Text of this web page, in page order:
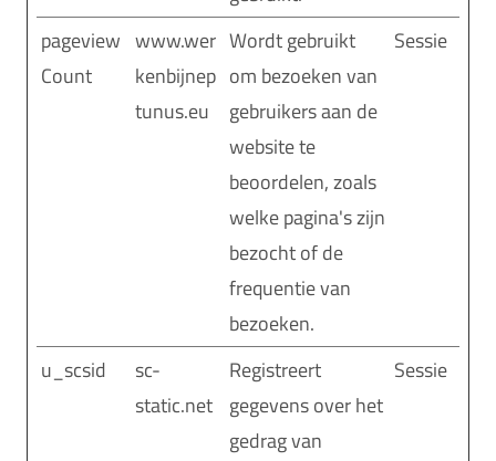
pageview
Count
www.wer
kenbijnep
tunus.eu
Wordt gebruikt
om bezoeken van
gebruikers aan de
website te
beoordelen, zoals
welke pagina's zijn
bezocht of de
frequentie van
bezoeken.
Sessie
u_scsid
sc-
static.net
Registreert
gegevens over het
gedrag van
Sessie